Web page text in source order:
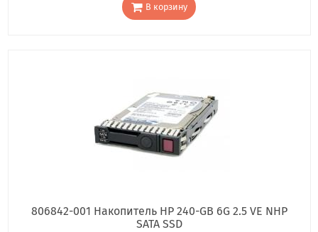
В корзину
806842-001 Накопитель HP 240-GB 6G 2.5 VE NHP
SATA SSD